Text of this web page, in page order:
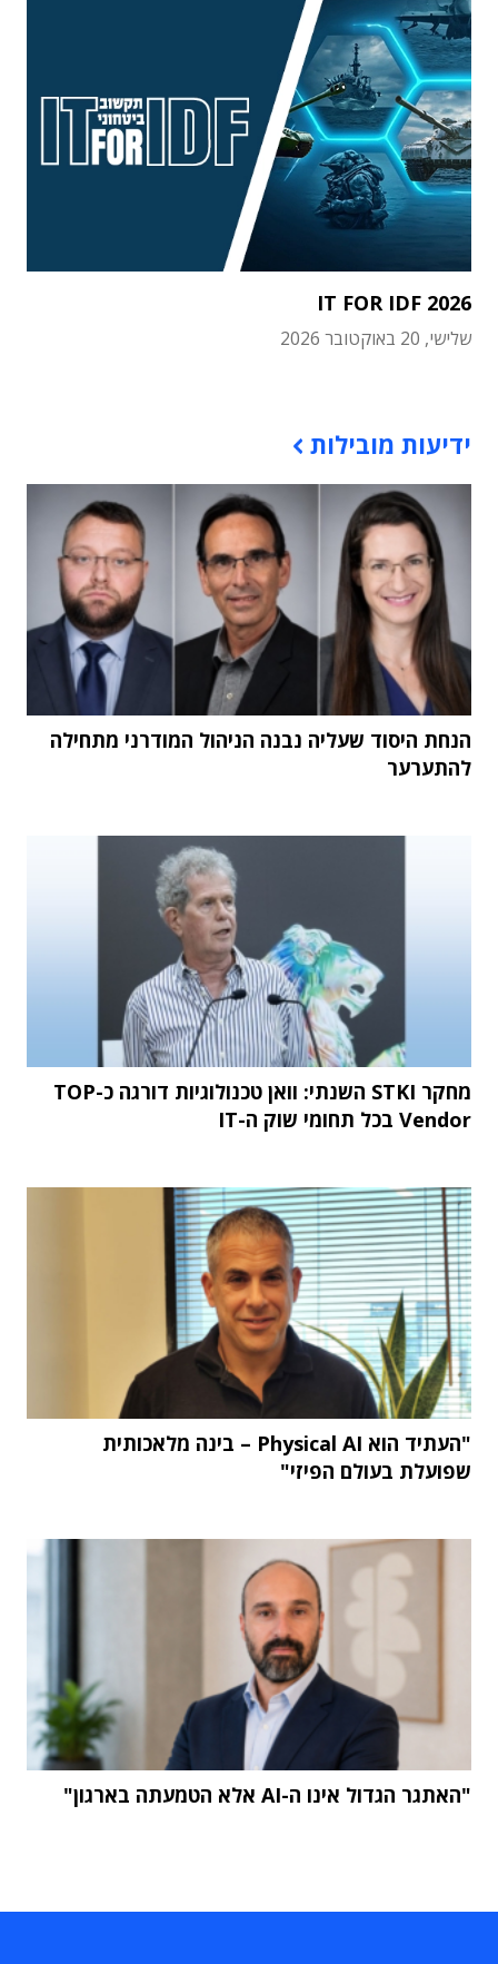
IT FOR IDF 2026
שלישי, 20 באוקטובר 2026
ידיעות מובילות
הנחת היסוד שעליה נבנה הניהול המודרני מתחילה
להתערער
מחקר STKI השנתי: וואן טכנולוגיות דורגה כ-TOP
Vendor בכל תחומי שוק ה-IT
"העתיד הוא Physical AI – בינה מלאכותית
שפועלת בעולם הפיזי"
"האתגר הגדול אינו ה-AI אלא הטמעתה בארגון"